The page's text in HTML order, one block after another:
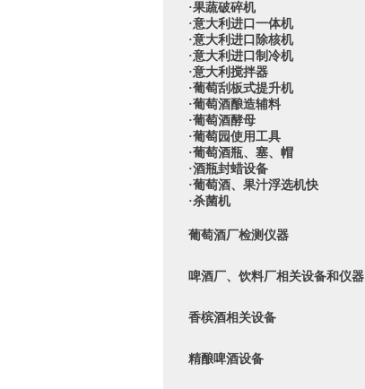
·果蔬破碎机
·意大利进口一体机
·意大利进口除核机
·意大利进口制冷机
·意大利搅拌器
·葡萄刮板式提升机
·葡萄酒酿造辅料
·葡萄酒酵母
·葡萄园使用工具
·葡萄酒瓶、塞、帽
·酒瓶封蜡设备
·葡萄酒、果汁浮选机快
·杀菌机
葡萄酒厂检测仪器
啤酒厂、饮料厂相关设备和仪器
香槟酒相关设备
精酿啤酒设备